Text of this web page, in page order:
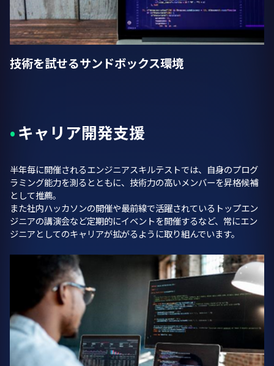
技術を試せるサンドボックス環境
キャリア開発支援
半年毎に開催されるエンジニアスキルテストでは、自身のプログ
ラミング能力を測るとともに、技術力の高いメンバーを昇格候補
として推薦。
また社内ハッカソンの開催や最前線で活躍されているトップエン
ジニアの講演会など定期的にイベントを開催するなど、常にエン
ジニアとしてのキャリアが拡がるように取り組んでいます。